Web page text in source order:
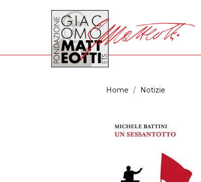
Home Notizie